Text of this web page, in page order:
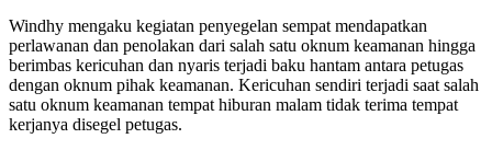
Windhy mengaku kegiatan penyegelan sempat mendapatkan
perlawanan dan penolakan dari salah satu oknum keamanan hingga
berimbas kericuhan dan nyaris terjadi baku hantam antara petugas
dengan oknum pihak keamanan. Kericuhan sendiri terjadi saat salah
satu oknum keamanan tempat hiburan malam tidak terima tempat
kerjanya disegel petugas.